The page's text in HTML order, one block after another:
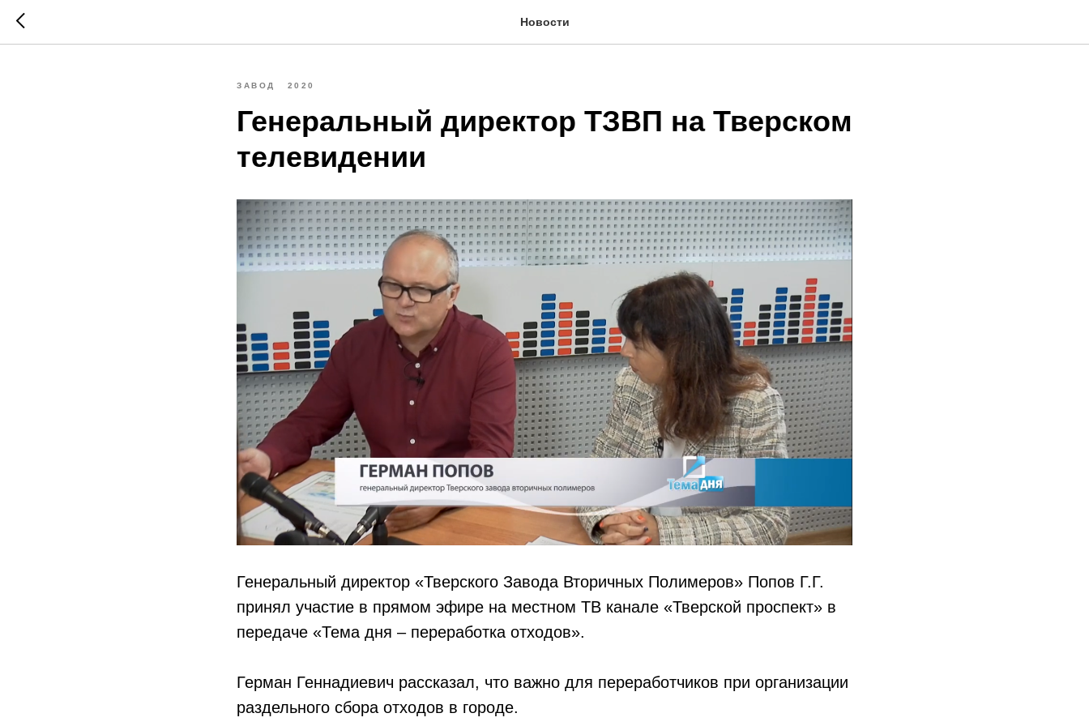
Новости
ЗАВОД 2020
Генеральный директор ТЗВП на Тверском
телевидении
Генеральный директор «Тверского Завода Вторичных Полимеров» Попов Г.Г.
принял участие в прямом эфире на местном ТВ канале «Тверской проспект» в
передаче «Тема дня – переработка отходов».
Герман Геннадиевич рассказал, что важно для переработчиков при организации
раздельного сбора отходов в городе.